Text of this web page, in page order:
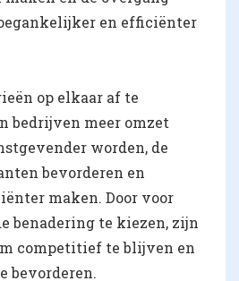
en efficiënter
op elkaar af te
bedrijven meer omzet
worden, de
bevorderen en
maken. Door voor
benadering te kiezen, zijn
competitief te blijven en
bevorderen.